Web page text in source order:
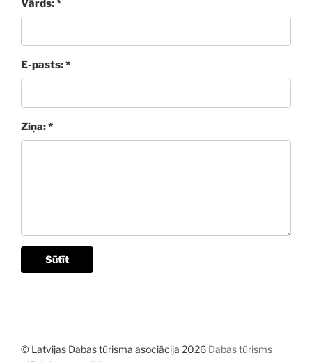
Vārds: *
E-pasts: *
Ziņa: *
Sūtīt
© Latvijas Dabas tūrisma asociācija 2026 Dabas tūrisms